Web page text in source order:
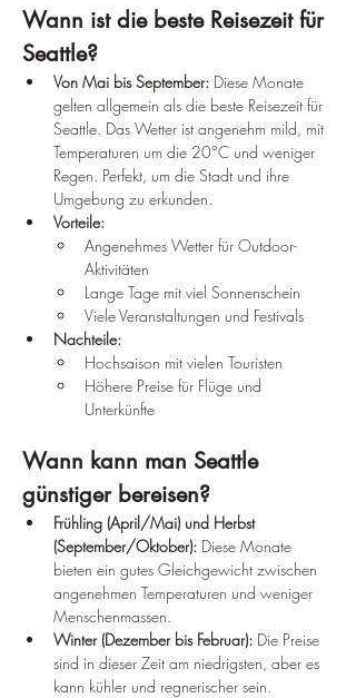
Wann ist die beste Reisezeit für
Seattle?
Von Mai bis September: Diese Monate
gelten allgemein als die beste Reisezeit für
Seattle. Das Wetter ist angenehm mild, mit
Temperaturen um die 20°C und weniger
Regen. Perfekt, um die Stadt und ihre
Umgebung zu erkunden.
Vorteile:
Angenehmes Wetter für Outdoor-
Aktivitäten
Lange Tage mit viel Sonnenschein
Viele Veranstaltungen und Festivals
Nachteile:
Hochsaison mit vielen Touristen
Höhere Preise für Flüge und
Unterkünfte
Wann kann man Seattle
günstiger bereisen?
Frühling (April/Mai) und Herbst
(September/Oktober): Diese Monate
bieten ein gutes Gleichgewicht zwischen
angenehmen Temperaturen und weniger
Menschenmassen.
Winter (Dezember bis Februar): Die Preise
sind in dieser Zeit am niedrigsten, aber es
kann kühler und regnerischer sein.